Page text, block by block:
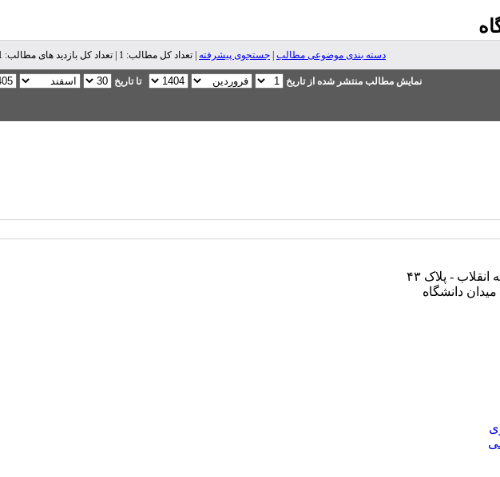
دسته بندی موضوعی مطالب جستجوی پیشرفته | تعداد کل مطالب: 1 | تعداد کل بازدید های مطالب: 81,271 |
نمایش مطالب منتشر شده از تاریخ تا تاریخ
- پلاک ۴۳
دانشگاه